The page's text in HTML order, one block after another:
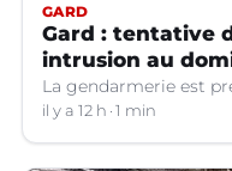
GARD
Gard : tentative
intrusion au
La gendarmerie est
il y a 12 h 1 min